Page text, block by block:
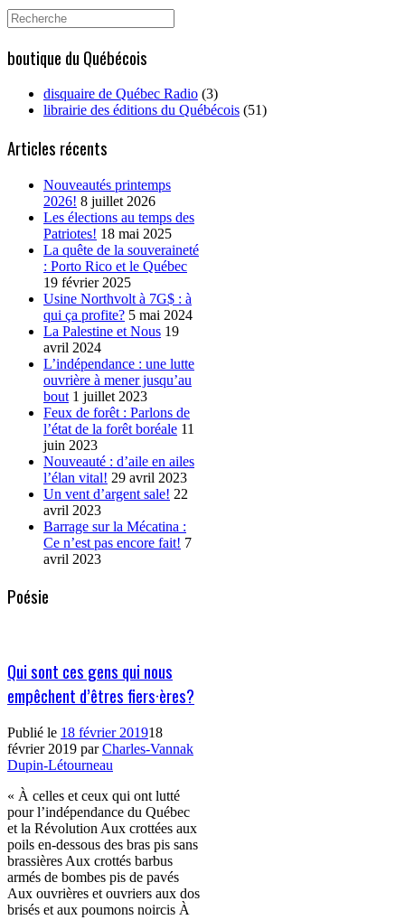
Search
for:
boutique du Québécois
disquaire de Québec Radio (3)
librairie des éditions du Québécois (51)
Articles récents
Nouveautés printemps
2026! 8 juillet 2026
Les élections au temps des
Patriotes! 18 mai 2025
La quête de la souveraineté
: Porto Rico et le Québec
19 février 2025
Usine Northvolt à 7G$ : à
qui ça profite? 5 mai 2024
La Palestine et Nous 19
avril 2024
L’indépendance : une lutte
ouvrière à mener jusqu’au
bout 1 juillet 2023
Feux de forêt : Parlons de
l’état de la forêt boréale 11
juin 2023
Nouveauté : d’aile en ailes
l’élan vital! 29 avril 2023
Un vent d’argent sale! 22
avril 2023
Barrage sur la Mécatina :
Ce n’est pas encore fait! 7
avril 2023
Poésie
Qui sont ces gens qui nous
empêchent d’êtres fiers·ères?
Publié le 18 février 201918
février 2019 parCharles-Vannak
Dupin-Létourneau
« À celles et ceux qui ont lutté
pour l’indépendance du Québec
et la Révolution Aux crottées aux
poils en-dessous des bras pis sans
brassières Aux crottés barbus
armés de bombes pis de pavés
Aux ouvrières et ouvriers aux dos
brisés et aux poumons noircis À